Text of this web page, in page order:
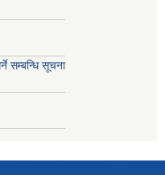
सम्बन्धि सूचना